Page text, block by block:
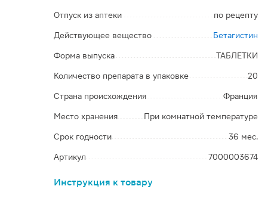
Отпуск из аптеки по рецепту
Действующее вещество Бетагистин
Форма выпуска ТАБЛЕТКИ
Количество препарата в упаковке 20
Страна происхождения Франция
Место хранения При комнатной температуре
Срок годности 36 мес.
Артикул 7000003674
Инструкция к товару